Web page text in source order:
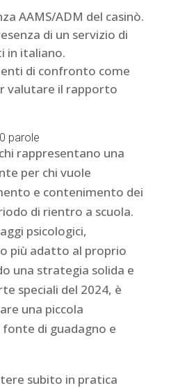
AAMS/ADM del casinò.
di un servizio di
in italiano.
di confronto come
valutare il rapporto
parole
rappresentano una
per chi vuole
e contenimento dei
di rientro a scuola.
psicologici,
più adatto al proprio
una strategia solida e
speciali del 2024, è
una piccola
fonte di guadagno e
subito in pratica